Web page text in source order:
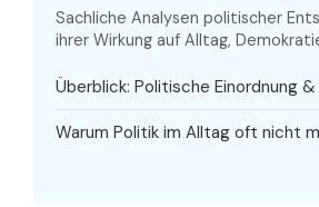
Sachliche Analysen politischer
ihrer Wirkung auf Alltag,
Überblick: Politische Einordnung
Warum Politik im Alltag oft nicht